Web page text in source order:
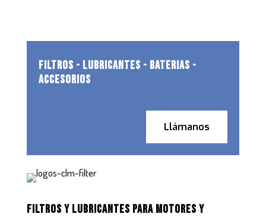
FILTROS - LUBRICANTES - BATERIAS -
ACCESORIOS
Llámanos
FILTROS Y LUBRICANTES PARA MOTORES Y